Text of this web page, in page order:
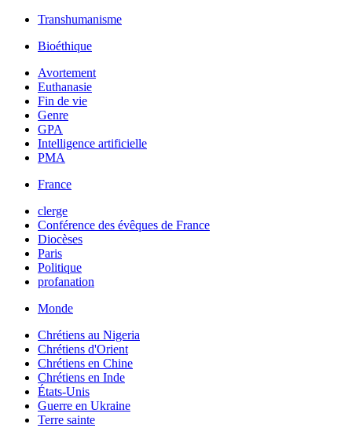
Transhumanisme
Bioéthique
Avortement
Euthanasie
Fin de vie
Genre
GPA
Intelligence artificielle
PMA
France
clerge
Conférence des évêques de France
Diocèses
Paris
Politique
profanation
Monde
Chrétiens au Nigeria
Chrétiens d'Orient
Chrétiens en Chine
Chrétiens en Inde
États-Unis
Guerre en Ukraine
Terre sainte